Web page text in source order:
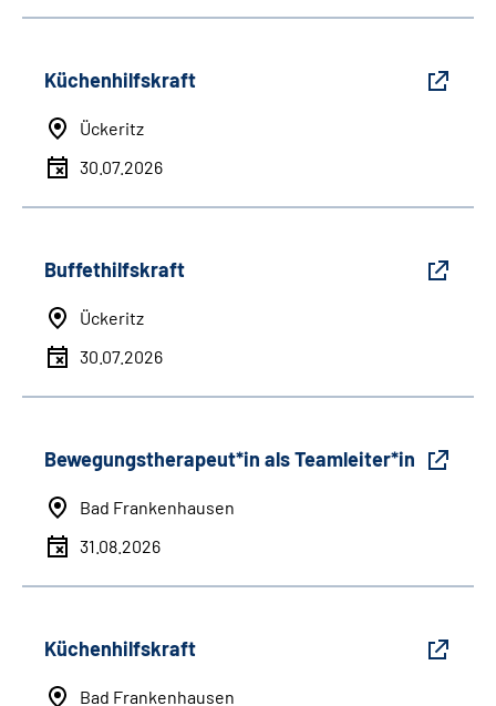
Küchenhilfskraft
Ückeritz
30.07.2026
Buffethilfskraft
Ückeritz
30.07.2026
Bewegungstherapeut*in als Teamleiter*in
Bad Frankenhausen
31.08.2026
Küchenhilfskraft
Bad Frankenhausen